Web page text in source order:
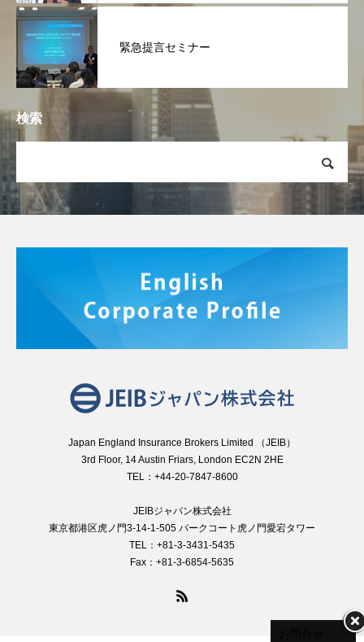
緊急提言セミナー
検索
Japan England Insurance Brokers Limited （JEIB）
3rd Floor, 14 Austin Friars, London EC2N 2HE
TEL：+44-20-7847-8600
JEIBジャパン株式会社
東京都港区虎ノ門3-14-1-505 パークコート虎ノ門愛宕タワー
TEL：+81-3-3431-5435
Fax：+81-3-6854-5635